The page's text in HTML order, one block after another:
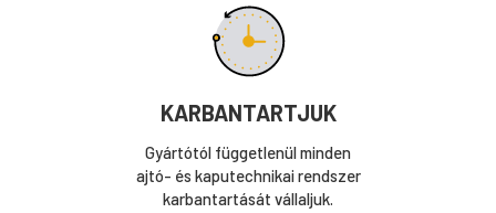
KARBANTARTJUK
Gyártótól függetlenül minden
ajtó- és kaputechnikai rendszer
karbantartását vállaljuk.